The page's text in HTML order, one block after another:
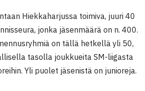
Hiekkaharjussa toimiva, juuri 40
jonka jäsenmäärä on n. 400.
on tällä hetkellä yli 50,
tasolla joukkueita SM-liigasta
Yli puolet jäsenistä on junioreja.